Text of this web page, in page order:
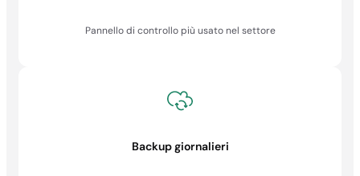
Pannello di controllo più usato nel settore
Backup giornalieri